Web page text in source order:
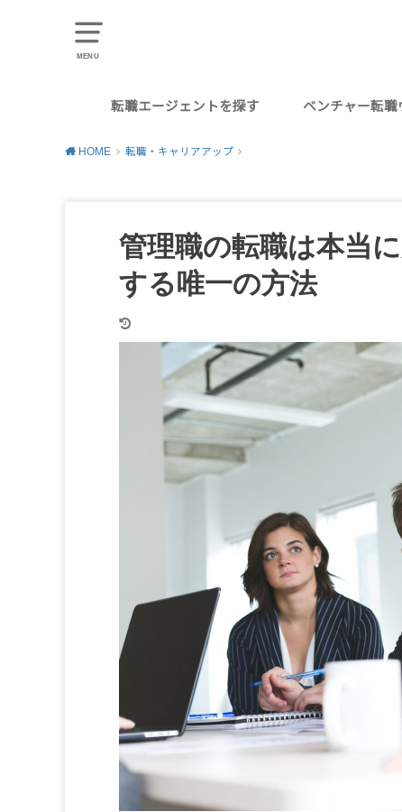
MENU
転職エージェントを探す
ベンチャー
総合商社
Webマーケター
Webエンジニア
Webデザイナー
コンサルタント
外資系
英語系・グローバル職
海外勤務
営業職
エグゼクティブ・管理職
第二新卒
20代後半
30代
40代
副業
ベンチャー転職
HOME 転職・キャリアアップ
管理職の転職は本当
する唯一の方法